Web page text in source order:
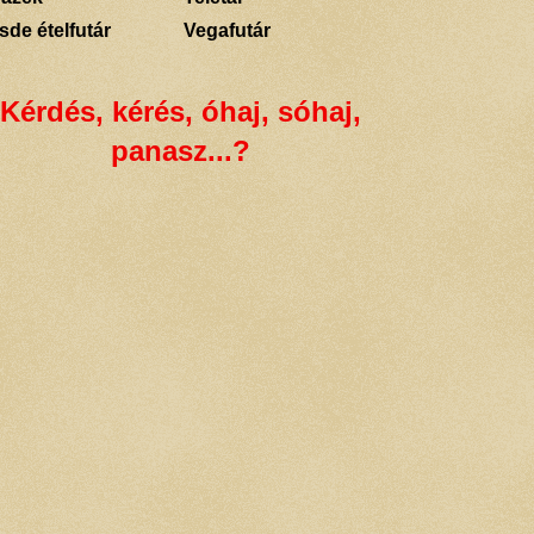
ételfutár
Vegafutár
Kérdés, kérés, óhaj, sóhaj,
panasz...?